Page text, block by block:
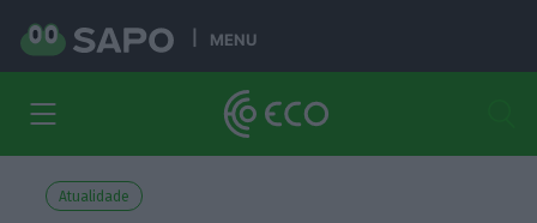
MENU
Atualidade